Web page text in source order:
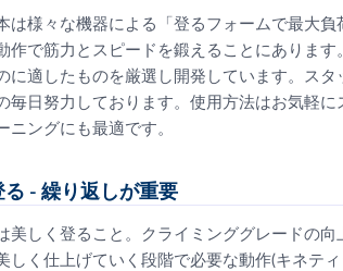
は様々な機器による「登るフォームで最大
作で筋力とスピードを鍛えることにありま
に適したものを厳選し開発しています。ス
毎日努力しております。使用方法はお気軽
ニングにも最適です。
- 繰り返しが重要
美しく登ること。クライミンググレードの
しく仕上げていく段階で必要な動作(キネテ